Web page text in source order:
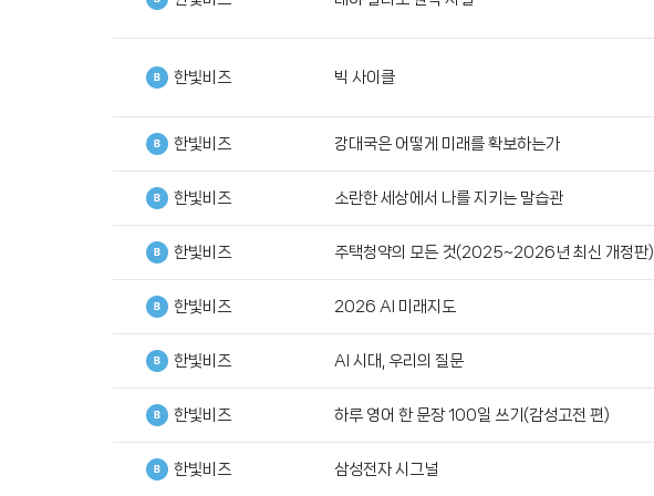
한빛비즈 빅 사이클
한빛비즈 강대국은 어떻게 미래를 확보하는가
한빛비즈 소란한 세상에서 나를 지키는 말습관
한빛비즈 주택청약의 모든 것(2025~2026년 최신 개정판)
한빛비즈 2026 AI 미래지도
한빛비즈 AI 시대, 우리의 질문
한빛비즈 하루 영어 한 문장 100일 쓰기(감성고전 편)
한빛비즈 삼성전자 시그널